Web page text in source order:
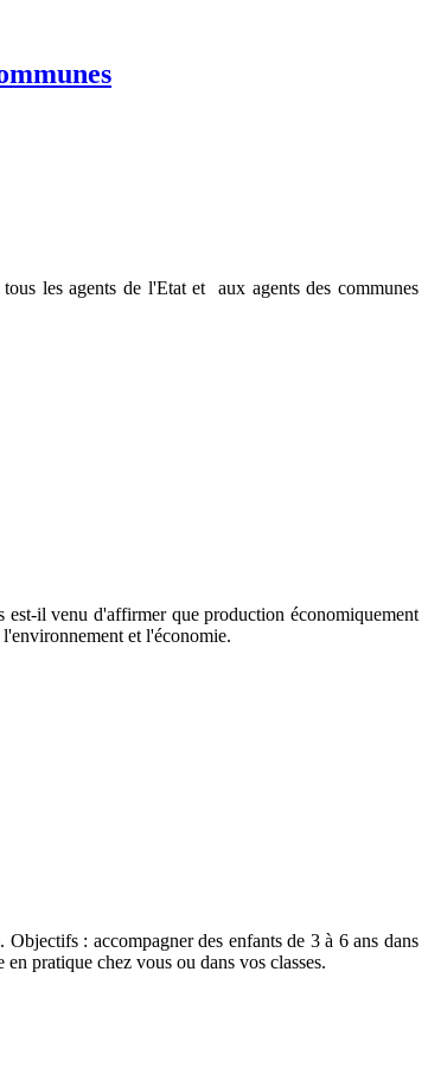
les agents de l'Etat et aux agents des communes
est-il venu d'affirmer que production économiquement
et l'économie.
Objectifs : accompagner des enfants de 3 à 6 ans dans
pratique chez vous ou dans vos classes.